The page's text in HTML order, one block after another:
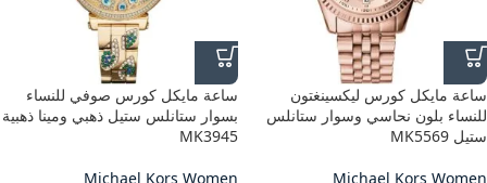
ساعة مايكل كورس ليكسينغتون
للنساء بلون نحاسي وسوار ستانلس
ستيل MK5569
Michael Kors Women
ساعة مايكل كورس صوفي للنساء
بسوار ستانلس ستيل ذهبي ومينا ذهبية
MK3945
Michael Kors Women